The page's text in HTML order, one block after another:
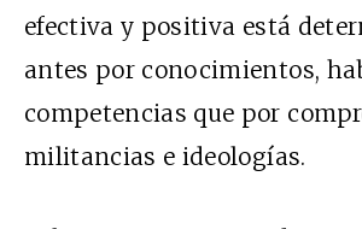
efectiva y positiva está
antes por conocimientos,
competencias que por
militancias e ideologías.